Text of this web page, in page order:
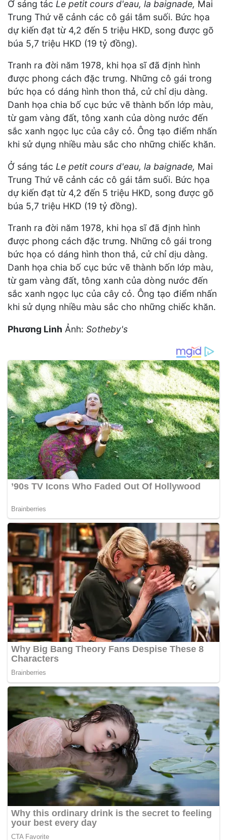
Ở sáng tác Le petit cours d'eau, la baignade, Mai
Trung Thứ vẽ cảnh các cô gái tắm suối. Bức họa
dự kiến đạt từ 4,2 đến 5 triệu HKD, song được gõ
búa 5,7 triệu HKD (19 tỷ đồng).
Tranh ra đời năm 1978, khi họa sĩ đã định hình
được phong cách đặc trưng. Những cô gái trong
bức họa có dáng hình thon thả, cử chỉ dịu dàng.
Danh họa chia bố cục bức vẽ thành bốn lớp màu,
từ gam vàng đất, tông xanh của dòng nước đến
sắc xanh ngọc lục của cây cỏ. Ông tạo điểm nhấn
khi sử dụng nhiều màu sắc cho những chiếc khăn.
Ở sáng tác Le petit cours d'eau, la baignade, Mai
Trung Thứ vẽ cảnh các cô gái tắm suối. Bức họa
dự kiến đạt từ 4,2 đến 5 triệu HKD, song được gõ
búa 5,7 triệu HKD (19 tỷ đồng).
Tranh ra đời năm 1978, khi họa sĩ đã định hình
được phong cách đặc trưng. Những cô gái trong
bức họa có dáng hình thon thả, cử chỉ dịu dàng.
Danh họa chia bố cục bức vẽ thành bốn lớp màu,
từ gam vàng đất, tông xanh của dòng nước đến
sắc xanh ngọc lục của cây cỏ. Ông tạo điểm nhấn
khi sử dụng nhiều màu sắc cho những chiếc khăn.
Phương Linh Ảnh: Sotheby's